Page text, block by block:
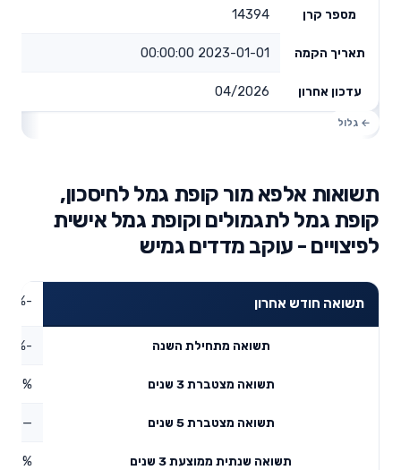
מספר קרן 14394
תאריך הקמה 2023-01-01 00:00:00
עדכון אחרון 04/2026
תשואות אלפא מור קופת גמל לחיסכון,
קופת גמל לתגמולים וקופת גמל אישית
לפיצויים - עוקב מדדים גמיש
תשואה חודש אחרון -1.42%
תשואה מתחילת השנה -3.66%
תשואה מצטברת 3 שנים
תשואה מצטברת 5 שנים —
תשואה שנתית ממוצעת 3 שנים